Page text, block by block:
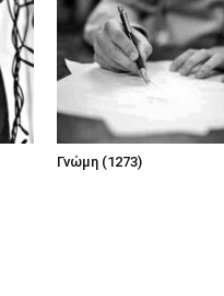
Γνώμη (1273)